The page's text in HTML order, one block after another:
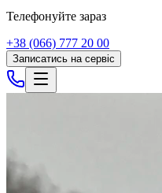
Телефонуйте зараз
+38 (066) 777 20 00
Записатись на сервіс